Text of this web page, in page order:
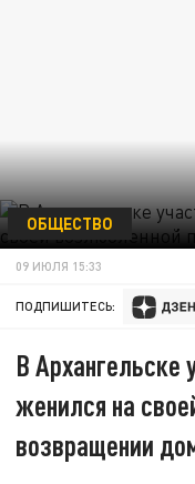
ОБЩЕСТВО
09 ИЮЛЯ 15:33
ПОДПИШИТЕСЬ:
В Архангельске
женился на
возвращении